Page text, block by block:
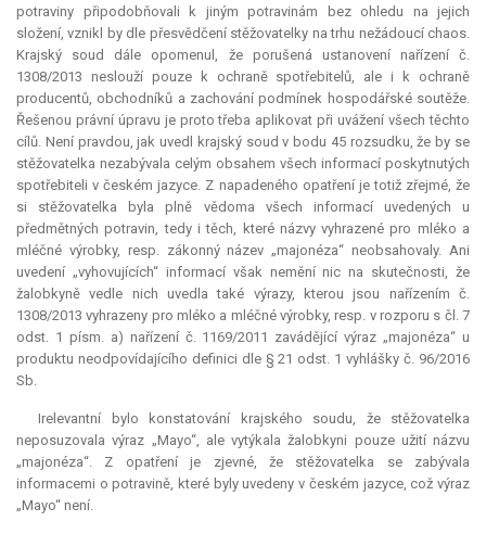
potraviny připodobňovali k jiným potravinám bez ohledu na jejich
složení, vznikl by dle přesvědčení stěžovatelky na trhu nežádoucí chaos.
Krajský soud dále opomenul, že porušená ustanovení nařízení č.
1308/2013 neslouží pouze k ochraně spotřebitelů, ale i k ochraně
producentů, obchodníků a zachování podmínek hospodářské soutěže.
Řešenou právní úpravu je proto třeba aplikovat při uvážení všech těchto
cílů. Není pravdou, jak uvedl krajský soud v bodu 45 rozsudku, že by se
stěžovatelka nezabývala celým obsahem všech informací poskytnutých
spotřebiteli v českém jazyce. Z napadeného opatření je totiž zřejmé, že
si stěžovatelka byla plně vědoma všech informací uvedených u
předmětných potravin, tedy i těch, které názvy vyhrazené pro mléko a
mléčné výrobky, resp. zákonný název „majonéza“ neobsahovaly. Ani
uvedení „vyhovujících“ informací však nemění nic na skutečnosti, že
žalobkyně vedle nich uvedla také výrazy, kterou jsou nařízením č.
1308/2013 vyhrazeny pro mléko a mléčné výrobky, resp. v rozporu s čl. 7
odst. 1 písm. a) nařízení č. 1169/2011 zavádějící výraz „majonéza“ u
produktu neodpovídajícího definici dle § 21 odst. 1 vyhlášky č. 96/2016
Sb.
Irelevantní bylo konstatování krajského soudu, že stěžovatelka
neposuzovala výraz „Mayo“, ale vytýkala žalobkyni pouze užití názvu
„majonéza“. Z opatření je zjevné, že stěžovatelka se zabývala
informacemi o potravině, které byly uvedeny v českém jazyce, což výraz
„Mayo“ není.